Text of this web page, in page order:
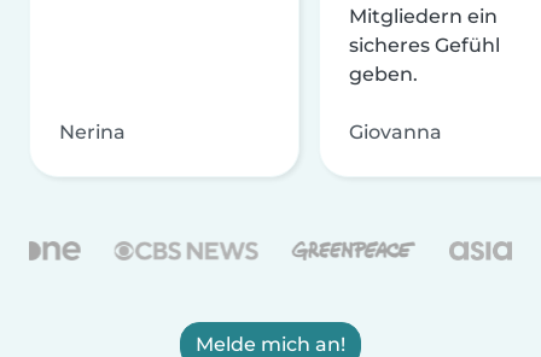
Nerina
Mitgliedern ein
sicheres Gefühl
geben.
Giovanna
Melde mich an!